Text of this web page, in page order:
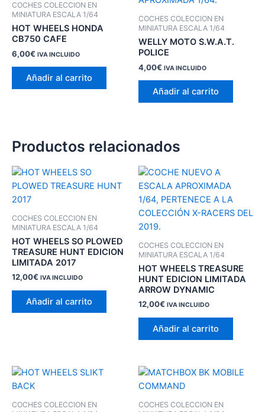
COCHES COLECCION EN
MINIATURA ESCALA 1/64
HOT WHEELS HONDA
CB750 CAFE
6,00€ IVA INCLUIDO
Añadir al carrito
COCHES COLECCION EN
MINIATURA ESCALA 1/64
WELLY MOTO S.W.A.T.
POLICE
4,00€ IVA INCLUIDO
Añadir al carrito
Productos relacionados
COCHES COLECCION EN
MINIATURA ESCALA 1/64
HOT WHEELS SO PLOWED
TREASURE HUNT EDICION
LIMITADA 2017
12,00€ IVA INCLUIDO
Añadir al carrito
COCHES COLECCION EN
MINIATURA ESCALA 1/64
HOT WHEELS TREASURE
HUNT EDICION LIMITADA
ARROW DYNAMIC
12,00€ IVA INCLUIDO
Añadir al carrito
COCHES COLECCION EN
COCHES COLECCION EN